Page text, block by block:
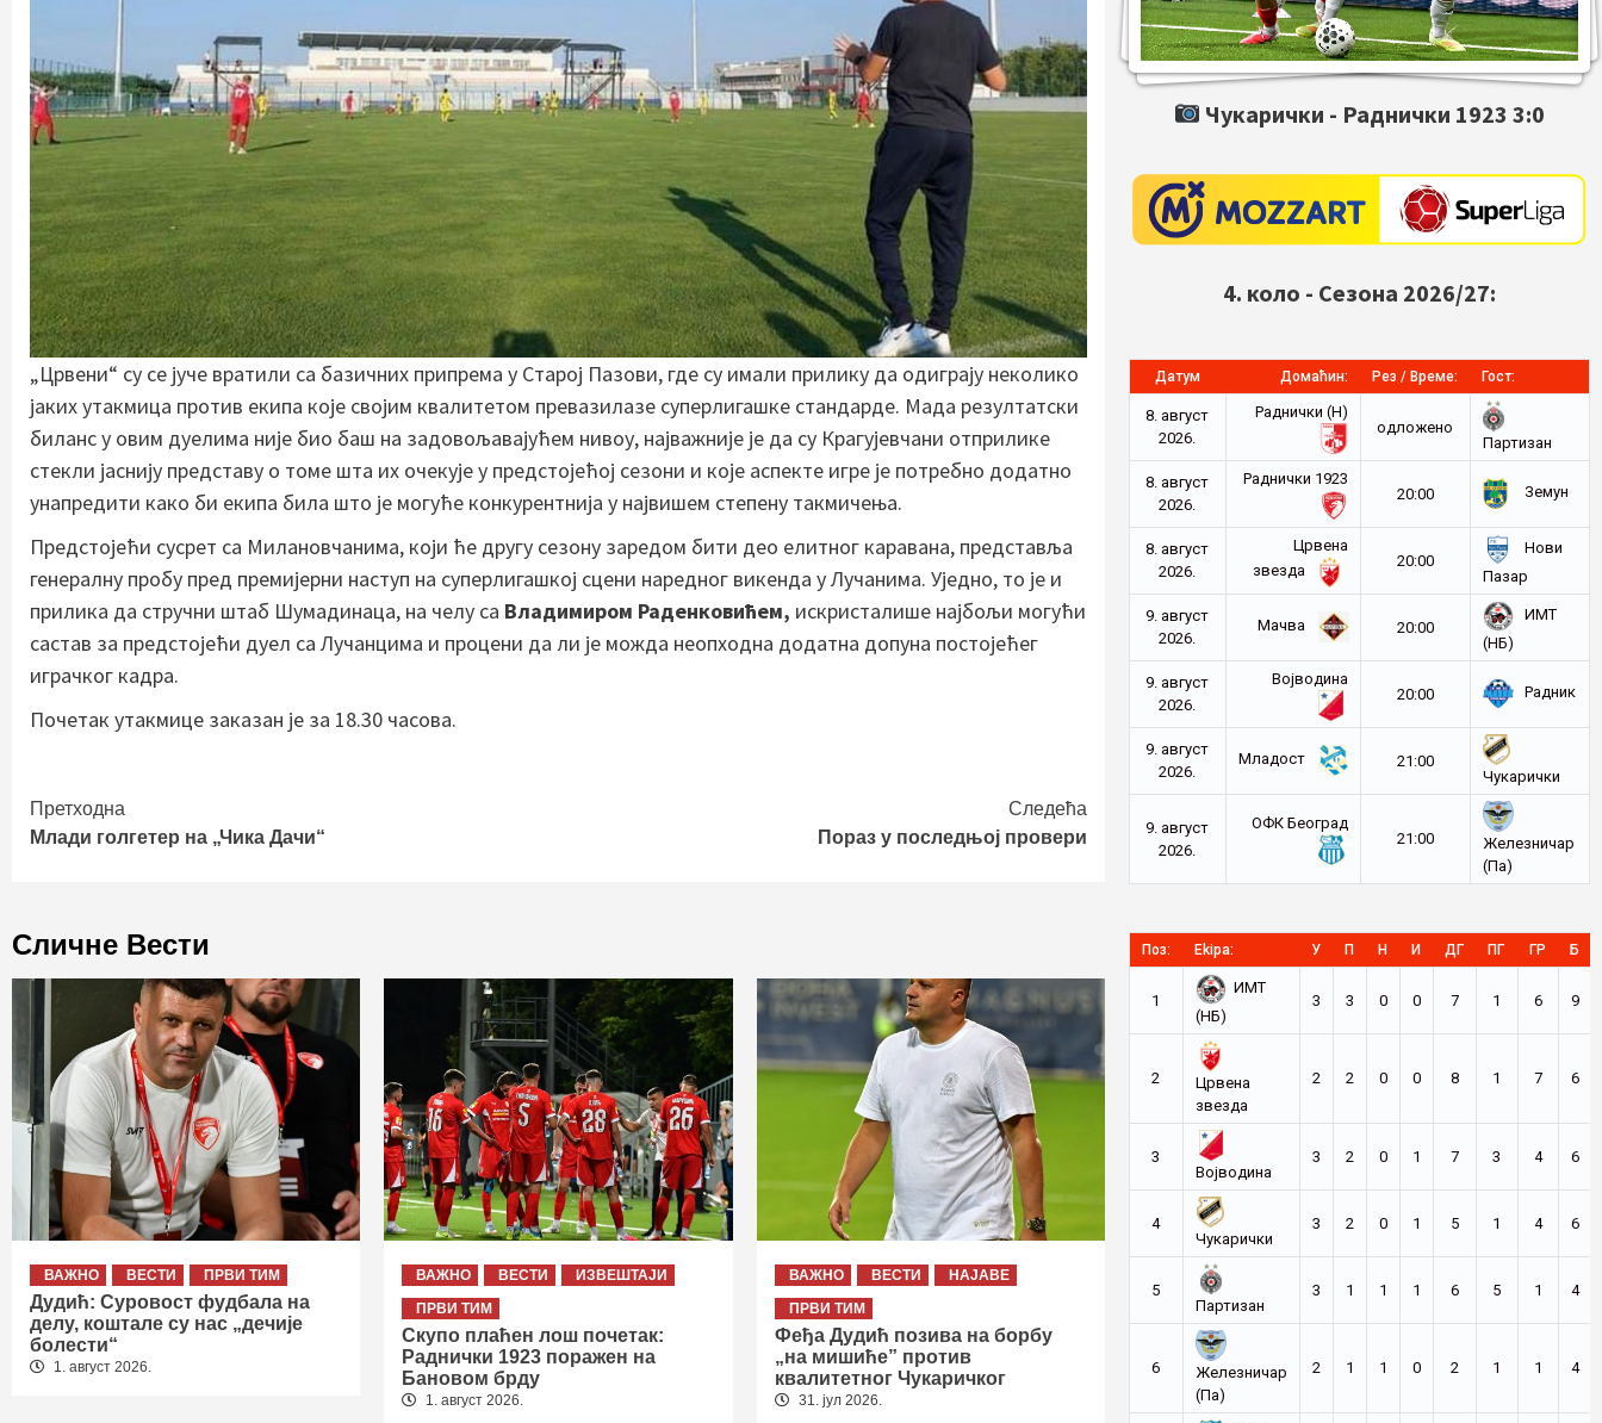
„Црвени“ су се јуче вратили са базичних припрема у Старој Пазови, где су имали прилику да одиграју неколико
јаких утакмица против екипа које својим квалитетом превазилазе суперлигашке стандарде. Мада резултатски
биланс у овим дуелима није био баш на задовољавајућем нивоу, најважније је да су Крагујевчани отприлике
стекли јаснију представу о томе шта их очекује у предстојећој сезони и које аспекте игре је потребно додатно
унапредити како би екипа била што је могуће конкурентнија у највишем степену такмичења.
Предстојећи сусрет са Милановчанима, који ће другу сезону заредом бити део елитног каравана, представља
генералну пробу пред премијерни наступ на суперлигашкој сцени наредног викенда у Лучанима. Уједно, то је и
прилика да стручни штаб Шумадинаца, на челу са Владимиром Раденковићем, искристалише најбољи могући
састав за предстојећи дуел са Лучанцима и процени да ли је можда неопходна додатна допуна постојећег
играчког кадра.
Почетак утакмице заказан је за 18.30 часова.
Continue
Reading
Претходна
Млади голгетер на „Чика Дачи“
Следећа
Пораз у последњој провери
Сличне Вести
ВАЖНО ВЕСТИ ПРВИ ТИМ
Дудић: Суровост фудбала на
делу, коштале су нас „дечије
болести“
1. август 2026.
ВАЖНО ВЕСТИ
ИЗВЕШТАЈИ
ПРВИ ТИМ
Скупо плаћен лош почетак:
Раднички 1923 поражен на
Бановом брду
1. август 2026.
ВАЖНО ВЕСТИ
НАЈАВЕ
ПРВИ ТИМ
Феђа Дудић позива на борбу
„на мишиће” против
квалитетног Чукаричког
31. јул 2026.
Чукарички - Раднички 1923 3:0
4. коло - Сезона 2026/27:
Датум Домаћин: Рез / Време: Гост:
8. август
2026.
Раднички (Н)
oдложено
Партизан
8. август
2026.
Раднички 1923
20:00
Земун
8. август
2026.
Црвена
звезда
20:00
Нови
Пазар
9. август
2026.
Мачва 20:00
ИМТ
(НБ)
9. август
2026.
Војводина
20:00
Радник
9. август
2026.
Младост
21:00
Чукарички
9. август
2026.
ОФК Београд
21:00
Железничар
(Па)
Поз: Ekipa: У П Н И ДГ ПГ ГР Б
1
ИМТ
(НБ)
3 3 0 0 7 1 6 9
2
Црвена
звезда
2 2 0 0 8 1 7 6
3
Војводина
3 2 0 1 7 3 4 6
4
Чукарички
3 2 0 1 5 1 4 6
5
Партизан
3 1 1 1 6 5 1 4
6
Железничар
(Па)
2 1 1 0 2 1 1 4